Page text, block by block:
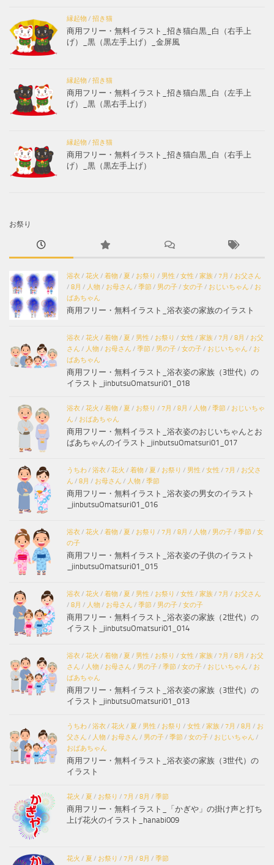
縁起物/ 招き猫
商用フリー・無料イラスト_招き猫白黒_白（右手上
げ）_黒（黒左手上げ）_金屏風
縁起物/ 招き猫
商用フリー・無料イラスト_招き猫白黒_白（左手上
げ）_黒（黒右手上げ）
縁起物/ 招き猫
商用フリー・無料イラスト_招き猫白黒_白（右手上
げ）_黒（黒左手上げ）
お祭り
浴衣/ 花火 / 着物/ 夏 / お祭り / 男性 / 女性 / 家族/ 7月 / お父さん
/ 8月 / 人物/ お母さん / 季節/ 男の子/ 女の子/ おじいちゃん / お
ばあちゃん
商用フリー・無料イラスト_浴衣姿の家族のイラスト
浴衣/ 花火 / 着物/ 夏 / 男性 / お祭り / 女性 / 家族/ 7月 / 8月 / お父
さん / 人物/ お母さん / 季節/ 男の子/ 女の子/ おじいちゃん / お
ばあちゃん
商用フリー・無料イラスト_浴衣姿の家族（3世代）の
イラスト_jinbutsuOmatsuri01_018
浴衣/ 花火 / 着物/ 夏 / お祭り / 7月 / 8月 / 人物/ 季節/ おじいちゃ
ん / おばあちゃん
商用フリー・無料イラスト_浴衣姿のおじいちゃんとお
ばあちゃんのイラスト_jinbutsuOmatsuri01_017
うちわ/ 浴衣/ 花火 / 着物/ 夏 / お祭り / 男性 / 女性 / 7月 / お父さ
ん / 8月 / お母さん / 人物/ 季節
商用フリー・無料イラスト_浴衣姿の男女のイラスト
_jinbutsuOmatsuri01_016
浴衣/ 花火 / 着物/ 夏 / お祭り / 7月 / 8月 / 人物/ 男の子/ 季節/ 女
の子
商用フリー・無料イラスト_浴衣姿の子供のイラスト
_jinbutsuOmatsuri01_015
浴衣/ 花火 / 着物/ 夏 / 男性 / お祭り / 女性 / 家族/ 7月 / お父さん
/ 8月 / 人物/ お母さん / 季節/ 男の子/ 女の子
商用フリー・無料イラスト_浴衣姿の家族（2世代）の
イラスト_jinbutsuOmatsuri01_014
浴衣/ 花火 / 着物/ 夏 / 男性 / お祭り / 女性 / 家族/ 7月 / 8月 / お父
さん / 人物/ お母さん / 男の子/ 季節/ 女の子/ おじいちゃん / お
ばあちゃん
商用フリー・無料イラスト_浴衣姿の家族（3世代）の
イラスト_jinbutsuOmatsuri01_013
うちわ/ 浴衣/ 花火 / 夏 / 男性 / お祭り / 女性 / 家族/ 7月 / 8月 / お
父さん / 人物/ お母さん / 男の子/ 季節/ 女の子/ おじいちゃん /
おばあちゃん
商用フリー・無料イラスト_浴衣姿の家族（3世代）の
イラスト
花火 / 夏 / お祭り / 7月 / 8月 / 季節
商用フリー・無料イラスト_「かぎや」の掛け声と打ち
上げ花火のイラスト_hanabi009
花火 / 夏 / お祭り / 7月 / 8月 / 季節